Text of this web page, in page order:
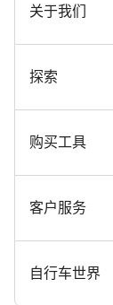
关于我们
奖项
在 Canyon 工作
Canyon 新闻
条款和条件
探索
新闻和故事
提示和建议
Canyon Home
购买工具
找到您梦寐以
现货自行车
客户服务
支持中心
自行车世界